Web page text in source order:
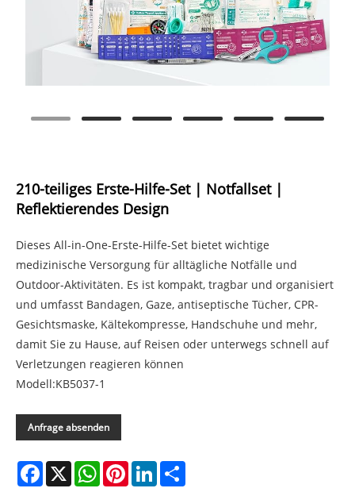
210-teiliges Erste-Hilfe-Set | Notfallset |
Reflektierendes Design
Dieses All-in-One-Erste-Hilfe-Set bietet wichtige
medizinische Versorgung für alltägliche Notfälle und
Outdoor-Aktivitäten. Es ist kompakt, tragbar und organisiert
und umfasst Bandagen, Gaze, antiseptische Tücher, CPR-
Gesichtsmaske, Kältekompresse, Handschuhe und mehr,
damit Sie zu Hause, auf Reisen oder unterwegs schnell auf
Verletzungen reagieren können
Modell:KB5037-1
Anfrage absenden
Facebook
X WhatsAppPinterestLinkedIn